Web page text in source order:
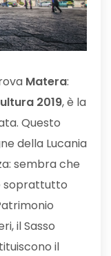
Matera:
2019, è la
Questo
della Lucania
sembra che
soprattutto
il Sasso
il